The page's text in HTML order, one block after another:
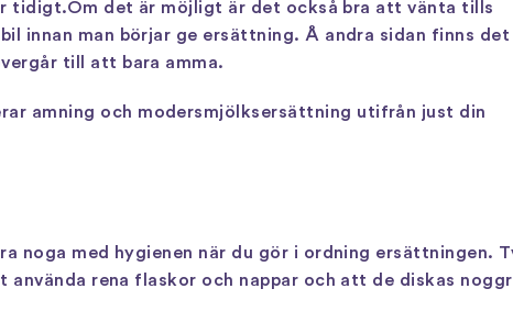
tidigt.Om det är möjligt är det också bra att vänta tills
innan man börjar ge ersättning. Å andra sidan finns det
till att bara amma.
amning och modersmjölksersättning utifrån just din
noga med hygienen när du gör i ordning ersättningen.
rena flaskor och nappar och att de diskas